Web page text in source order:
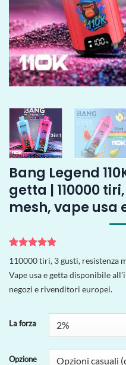
Bang Legend
getta | 110000
mesh, vape usa
Valutato 5
su 5 su
base di
1
recensioni
110000 tiri, 3 gusti, resistenza
Vape usa e getta disponibile
negozi e rivenditori europei.
La forza
Opzione